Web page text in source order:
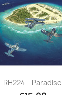
RH224 - Paradise